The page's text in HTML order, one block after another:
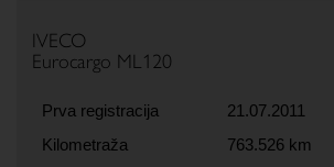
IVECO
Eurocargo ML120
Prva registracija
21.07.2011
Kilometraža
763.526 km